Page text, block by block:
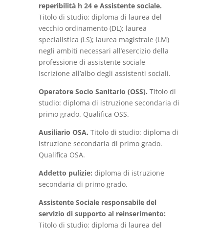
reperibilità h 24 e Assistente sociale.
Titolo di studio: diploma di laurea del
vecchio ordinamento (DL); laurea
specialistica (LS); laurea magistrale (LM)
negli ambiti necessari all’esercizio della
professione di assistente sociale –
Iscrizione all’albo degli assistenti sociali.
Operatore Socio Sanitario (OSS). Titolo di
studio: diploma di istruzione secondaria di
primo grado. Qualifica OSS.
Ausiliario OSA. Titolo di studio: diploma di
istruzione secondaria di primo grado.
Qualifica OSA.
Addetto pulizie: diploma di istruzione
secondaria di primo grado.
Assistente Sociale responsabile del
servizio di supporto al reinserimento:
Titolo di studio: diploma di laurea del